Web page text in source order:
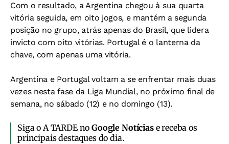
Com o resultado, a Argentina chegou à sua quarta
vitória seguida, em oito jogos, e mantém a segunda
posição no grupo, atrás apenas do Brasil, que lidera
invicto com oito vitórias. Portugal é o lanterna da
chave, com apenas uma vitória.
Argentina e Portugal voltam a se enfrentar mais duas
vezes nesta fase da Liga Mundial, no próximo final de
semana, no sábado (12) e no domingo (13).
Siga o A TARDE noGoogle Notíciase receba os
principais destaques do dia.